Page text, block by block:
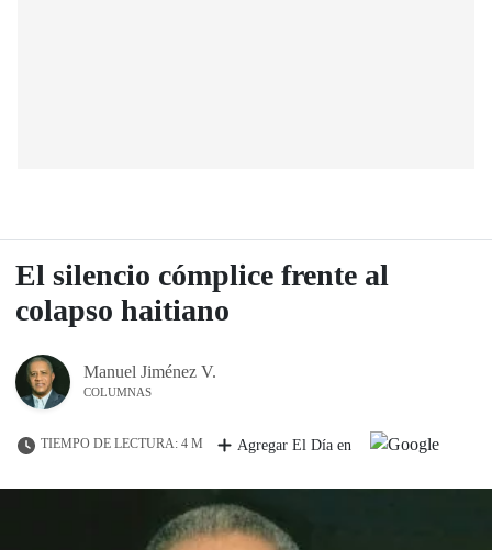
El silencio cómplice frente al
colapso haitiano
Manuel Jiménez V.
COLUMNAS
TIEMPO DE LECTURA: 4 M Agregar El Día en